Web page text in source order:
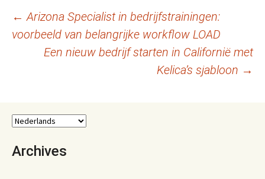
Berichtnavigatie
← Arizona Specialist in bedrijfstrainingen:
voorbeeld van belangrijke workflow LOAD
Een nieuw bedrijf starten in Californië met
Kelica’s sjabloon →
Archives